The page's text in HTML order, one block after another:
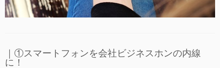
｜①スマートフォンを会社ビジネスホンの内線
に！